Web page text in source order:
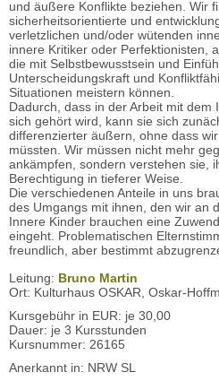
und äußere Konflikte beziehen. Wir
sicherheitsorientierte und
verletzlichen und/oder wütenden
innere Kritiker oder Perfektionisten,
die mit Selbstbewusstsein und
Unterscheidungskraft und
Situationen meistern können.
Dadurch, dass in der Arbeit mit dem
sich gehört wird, kann sie sich
differenzierter äußern, ohne dass
müssten. Wir müssen nicht mehr
ankämpfen, sondern verstehen sie,
Berechtigung in tieferer Weise.
Die verschiedenen Anteile in uns
des Umgangs mit ihnen, den wir an
Innere Kinder brauchen eine
eingeht. Problematischen
freundlich, aber bestimmt
Leitung: Bruno Martin
Ort: Kulturhaus OSKAR, Oskar-
Kursgebühr in EUR: je 30,00
Dauer: je 3 Kursstunden
Kursnummer: 26165
Anerkannt in: NRW SL